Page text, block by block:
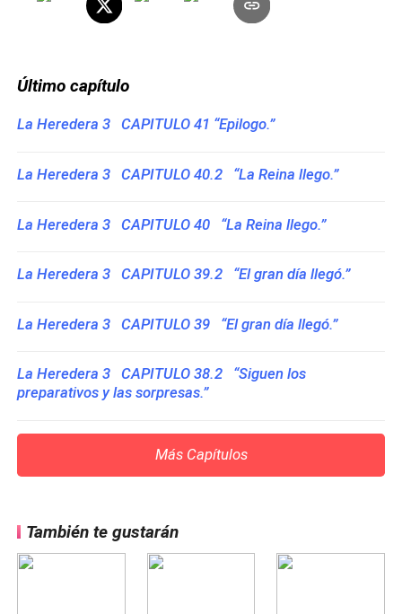
Último capítulo
La Heredera 3 CAPITULO 41 “Epilogo.”
La Heredera 3 CAPITULO 40.2 “La Reina llego.”
La Heredera 3 CAPITULO 40 “La Reina llego.”
La Heredera 3 CAPITULO 39.2 “El gran día llegó.”
La Heredera 3 CAPITULO 39 “El gran día llegó.”
La Heredera 3 CAPITULO 38.2 “Siguen los
preparativos y las sorpresas.”
Más Capítulos
También te gustarán